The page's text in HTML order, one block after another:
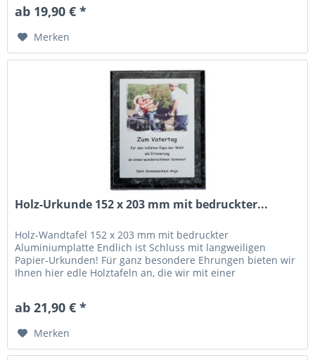
ab 19,90 € *
Merken
Holz-Urkunde 152 x 203 mm mit bedruckter...
Holz-Wandtafel 152 x 203 mm mit bedruckter
Aluminiumplatte Endlich ist Schluss mit langweiligen
Papier-Urkunden! Für ganz besondere Ehrungen bieten wir
Ihnen hier edle Holztafeln an, die wir mit einer
ab 21,90 € *
Merken